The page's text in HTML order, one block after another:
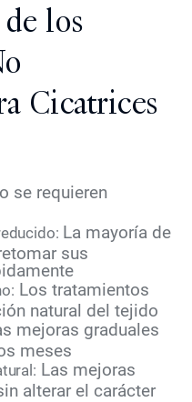
los
Cicatrices
se requieren
La mayoría de
sus
Los tratamientos
natural del tejido
mejoras graduales
meses
Las mejoras
alterar el carácter